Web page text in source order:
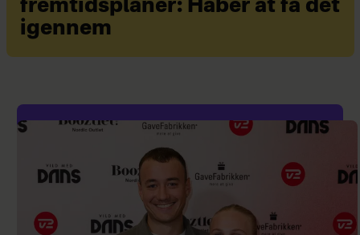
fremtidsplaner: Håber at få det
igennem